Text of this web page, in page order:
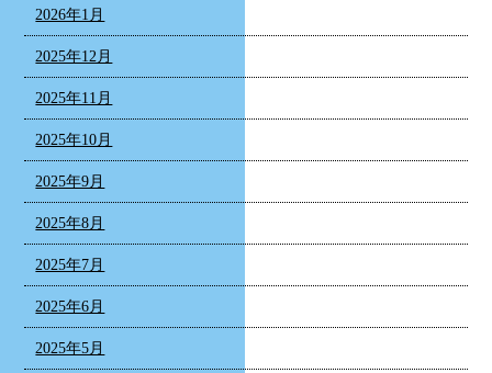
2026年1月
2025年12月
2025年11月
2025年10月
2025年9月
2025年8月
2025年7月
2025年6月
2025年5月